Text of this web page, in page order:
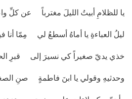
يا للظلامِ أبيتُ الليلَ مغترباً عن كلِّ
ليلُ العباءةِ يا أماهُ أسطعُ لي مِمّا
خذي يديّ صغيراً كي نسيرَ إلى قبرِ
وحدثيهِ وقولي يا ابنَ فاطمةٍ صنِ